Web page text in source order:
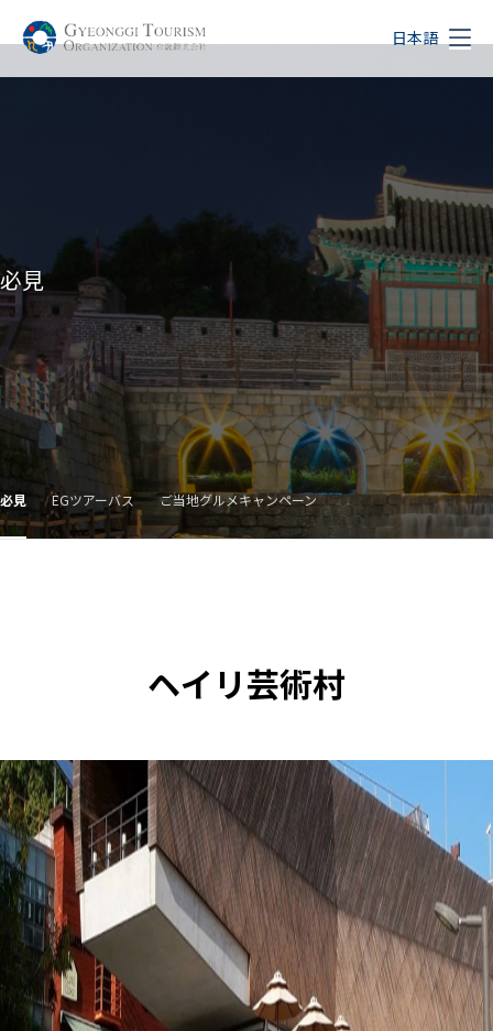
日本語
必見
必見 EGツアーバス ご当地グルメキャンペーン
ヘイリ芸術村